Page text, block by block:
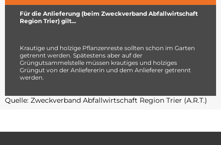
Für die Anlieferung (beim Zweckverband Abfallwirtschaft
Region Trier) gilt...
Krautige und holzige Pflanzenreste sollten schon im Garten
getrennt werden. Spätestens aber auf der
Grüngutsammelstelle müssen krautiges und holziges
Grüngut von der Anliefererin und dem Anlieferer getrennt
werden.
Quelle: Zweckverband Abfallwirtschaft Region Trier (A.R.T.)